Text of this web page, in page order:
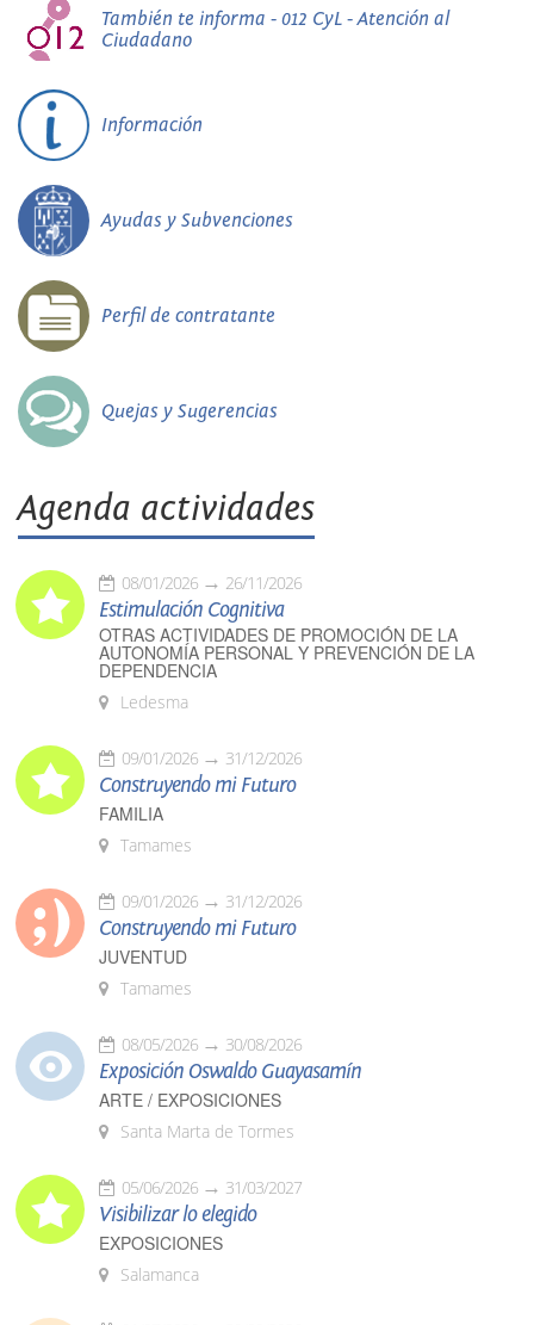
También te informa - 012 CyL - Atención al
Ciudadano
Información
Ayudas y Subvenciones
Perfil de contratante
Quejas y Sugerencias
Agenda actividades
08/01/2026 26/11/2026
Estimulación Cognitiva
OTRAS ACTIVIDADES DE PROMOCIÓN DE LA
AUTONOMÍA PERSONAL Y PREVENCIÓN DE LA
DEPENDENCIA
Ledesma
09/01/2026 31/12/2026
Construyendo mi Futuro
FAMILIA
Tamames
09/01/2026 31/12/2026
Construyendo mi Futuro
JUVENTUD
Tamames
08/05/2026 30/08/2026
Exposición Oswaldo Guayasamín
ARTE / EXPOSICIONES
Santa Marta de Tormes
05/06/2026 31/03/2027
Visibilizar lo elegido
EXPOSICIONES
Salamanca